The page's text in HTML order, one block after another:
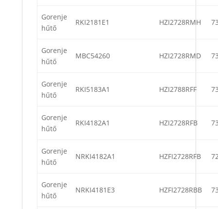
Gorenje
hűtő
RKI2181E1 HZI2728RMH
Gorenje
hűtő
MBC54260 HZI2728RMD
Gorenje
hűtő
RKI5183A1 HZI2788RFF
Gorenje
hűtő
RKI4182A1 HZI2728RFB
Gorenje
hűtő
NRKI4182A1 HZFI2728RFB
Gorenje
hűtő
NRKI4181E3 HZFI2728RBB